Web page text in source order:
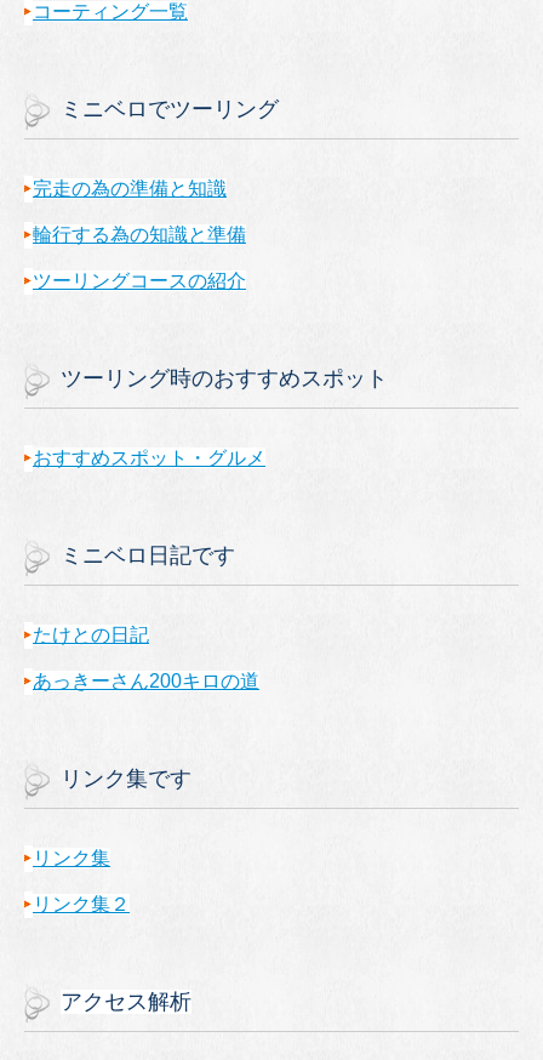
コーティング一覧
ミニベロでツーリング
完走の為の準備と知識
輪行する為の知識と準備
ツーリングコースの紹介
ツーリング時のおすすめスポット
おすすめスポット・グルメ
ミニベロ日記です
たけとの日記
あっきーさん200キロの道
リンク集です
リンク集
リンク集２
アクセス解析